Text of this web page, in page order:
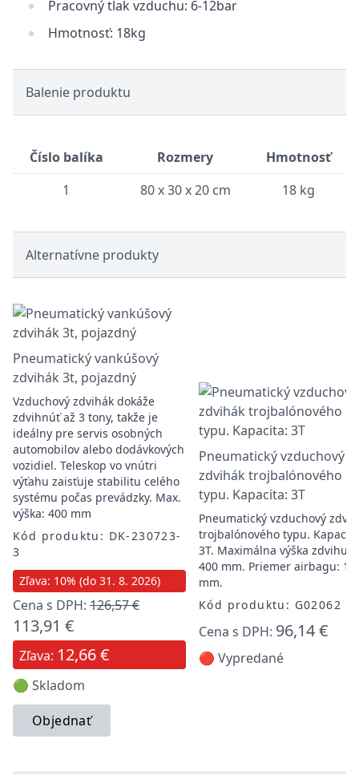
Pracovný tlak vzduchu: 6-12bar
Hmotnosť: 18kg
Balenie produktu
Číslo balíka Rozmery
Hmotnosť
1
80 x 30 x 20 cm 18 kg
Alternatívne produkty
Pneumatický vankúšový
zdvihák 3t, pojazdný
Vzduchový zdvihák dokáže
zdvihnúť až 3 tony, takže je
ideálny pre servis osobných
automobilov alebo dodávkových
vozidiel. Teleskop vo vnútri
výťahu zaisťuje stabilitu celého
systému počas prevádzky. Max.
výška: 400 mm
Kód produktu: DK-230723-
3
Zľava: 10% (do 31. 8. 2026)
Cena s DPH: 126,57 €
113,91 €
Zľava: 12,66 €
🟢 Skladom
Objednať
Pneumatický vzduchový
zdvihák trojbalónového
typu. Kapacita: 3T
Pneumatický vzduchový
trojbalónového typu.
3T. Maximálna výška zdvihu:
400 mm. Priemer airbagu:
mm.
Kód produktu: G02062
Cena s DPH: 96,14 €
🔴 Vypredané